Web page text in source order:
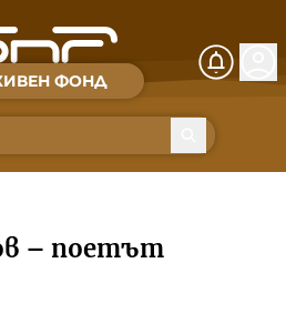
ФОНД
– поетът